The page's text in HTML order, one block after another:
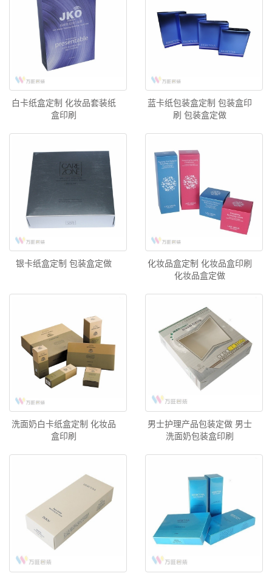
白卡纸盒定制 化妆品套装纸
盒印刷
蓝卡纸包装盒定制 包装盒印
刷 包装盒定做
银卡纸盒定制 包装盒定做
化妆品盒定制 化妆品盒印刷
化妆品盒定做
洗面奶白卡纸盒定制 化妆品
盒印刷
男士护理产品包装定做 男士
洗面奶包装盒印刷